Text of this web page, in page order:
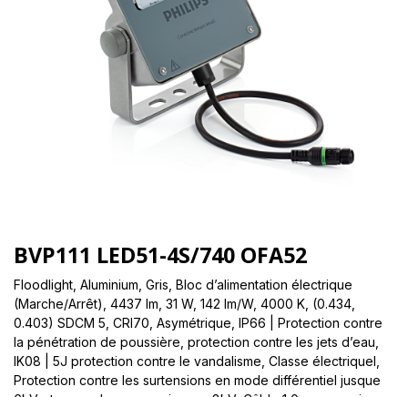
BVP111 LED51-4S/740 OFA52
Floodlight, Aluminium, Gris, Bloc d’alimentation électrique
(Marche/Arrêt), 4437 lm, 31 W, 142 lm/W, 4000 K, (0.434,
0.403) SDCM 5, CRI70, Asymétrique, IP66 | Protection contre
la pénétration de poussière, protection contre les jets d’eau,
IK08 | 5J protection contre le vandalisme, Classe électriqueI,
Protection contre les surtensions en mode différentiel jusque